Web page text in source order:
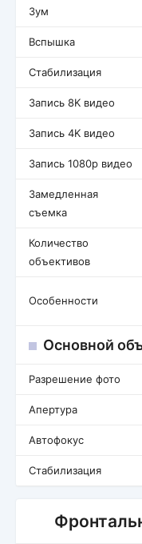
Зум
Вспышка
Стабилизация
Запись 8K видео
Запись 4K видео
Запись 1080p видео
Замедленная
съемка
Количество
объективов
Особенности
Основной
Разрешение фото
Апертура
Автофокус
Стабилизация